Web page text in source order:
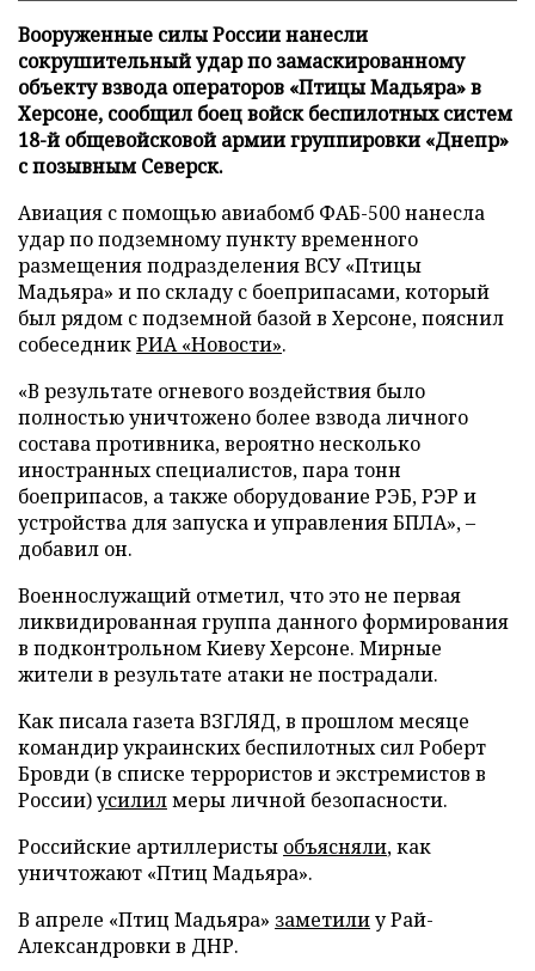
Вооруженные силы России нанесли
сокрушительный удар по замаскированному
объекту взвода операторов «Птицы Мадьяра» в
Херсоне, сообщил боец войск беспилотных систем
18-й общевойсковой армии группировки «Днепр»
с позывным Северск.
Авиация с помощью авиабомб ФАБ-500 нанесла
удар по подземному пункту временного
размещения подразделения ВСУ «Птицы
Мадьяра» и по складу с боеприпасами, который
был рядом с подземной базой в Херсоне, пояснил
собеседникРИА «Новости».
«В результате огневого воздействия было
полностью уничтожено более взвода личного
состава противника, вероятно несколько
иностранных специалистов, пара тонн
боеприпасов, а также оборудование РЭБ, РЭР и
устройства для запуска и управления БПЛА», –
добавил он.
Военнослужащий отметил, что это не первая
ликвидированная группа данного формирования
в подконтрольном Киеву Херсоне. Мирные
жители в результате атаки не пострадали.
Как писала газета ВЗГЛЯД, в прошлом месяце
командир украинских беспилотных сил Роберт
Бровди (в списке террористов и экстремистов в
России)усилилмеры личной безопасности.
Российские артиллеристы объясняли, как
уничтожают «Птиц Мадьяра».
В апреле «Птиц Мадьяра» заметилиу Рай-
Александровки в ДНР.